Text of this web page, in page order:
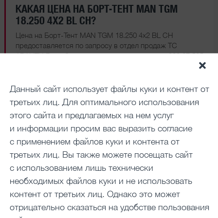
Данный сайт использует файлы куки и контент от
третьих лиц. Для оптимального использования
этого сайта и предлагаемых на нем услуг
и информации просим вас выразить согласие
с применением файлов куки и контента от
третьих лиц. Вы также можете посещать сайт
с использованием лишь технически
необходимых файлов куки и не использовать
контент от третьих лиц. Однако это может
отрицательно сказаться на удобстве пользования
КАКАЯ ЦЕНА НА БОРТ-ТЕНТ MAN TGM
18.250 4X2 BL CH?
Цена на Борт-Тент MAN TGM 18.250 4x2 BL CH
предоставляется по запросу в отдел продаж ТС
АВАНТИ Груп. Свяжитесь с нами по номеру+380 67 585
MAN TGM 18.250 4x2 BL CH
купить Борт-Тент MAN TGM 18.250 4x2 BL CH
MAN Борт-Тент — в наличии
CONTACTS OF VEHICLE SALES
DEPARTMENT